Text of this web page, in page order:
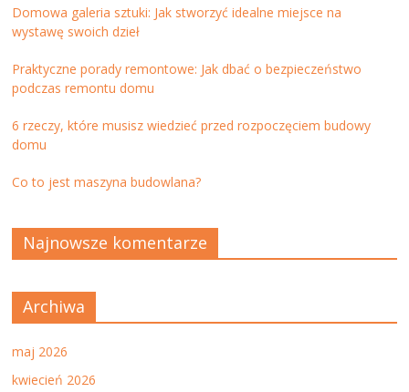
Domowa galeria sztuki: Jak stworzyć idealne miejsce na
wystawę swoich dzieł
Praktyczne porady remontowe: Jak dbać o bezpieczeństwo
podczas remontu domu
6 rzeczy, które musisz wiedzieć przed rozpoczęciem budowy
domu
Co to jest maszyna budowlana?
Najnowsze komentarze
Archiwa
maj 2026
kwiecień 2026